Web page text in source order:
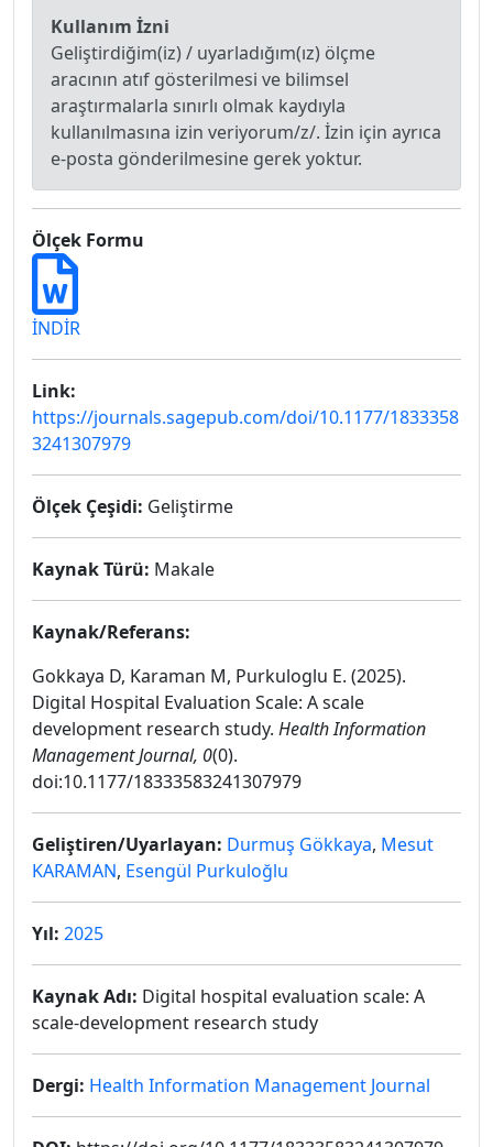
Kullanım İzni
Geliştirdiğim(iz) / uyarladığım(ız) ölçme
aracının atıf gösterilmesi ve bilimsel
araştırmalarla sınırlı olmak kaydıyla
kullanılmasına izin veriyorum/z/. İzin için ayrıca
e-posta gönderilmesine gerek yoktur.
Ölçek Formu
İNDİR
Link:
https://journals.sagepub.com/doi/10.1177/1833358
3241307979
Ölçek Çeşidi: Geliştirme
Kaynak Türü: Makale
Kaynak/Referans:
Gokkaya D, Karaman M, Purkuloglu E. (2025).
Digital Hospital Evaluation Scale: A scale
development research study. Health Information
Management Journal, 0(0).
doi:10.1177/18333583241307979
Geliştiren/Uyarlayan: Durmuş Gökkaya, Mesut
KARAMAN, Esengül Purkuloğlu
Yıl: 2025
Kaynak Adı: Digital hospital evaluation scale: A
scale-development research study
Dergi: Health Information Management Journal